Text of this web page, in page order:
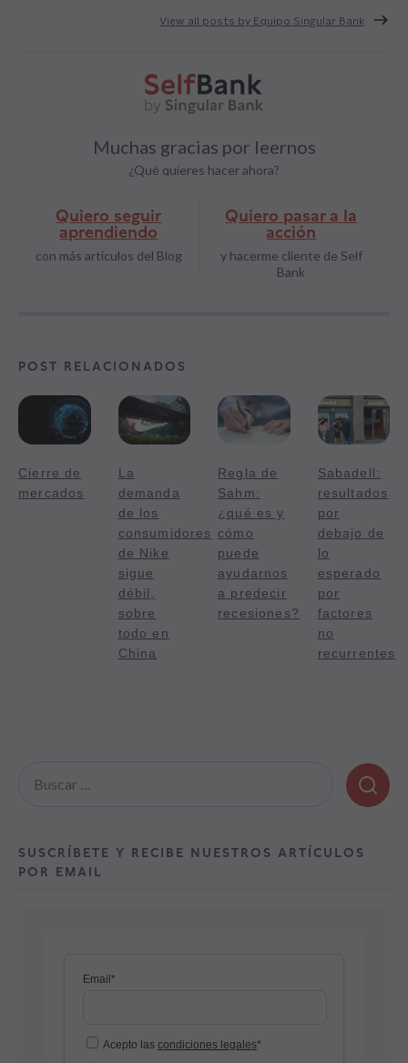
View all posts by Equipo Singular Bank
Muchas gracias por leernos
¿Qué quieres hacer ahora?
Quiero seguir
aprendiendo
con más artículos del Blog
Quiero pasar a la
acción
y hacerme cliente de Self
Bank
POST RELACIONADOS
Cierre de
mercados
La
demanda
de los
consumidores
de Nike
sigue
débil,
sobre
todo en
China
Regla de
Sahm:
¿qué es y
cómo
puede
ayudarnos
a predecir
recesiones?
Sabadell:
resultados
por
debajo de
lo
esperado
por
factores
no
recurrentes
SUSCRÍBETE Y RECIBE NUESTROS ARTÍCULOS
POR EMAIL